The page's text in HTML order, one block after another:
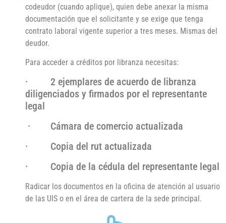
codeudor (cuando aplique), quien debe anexar la misma
documentación que el solicitante y se exige que tenga
contrato laboral vigente superior a tres meses. Mismas del
deudor.
Para acceder a créditos por libranza necesitas:
· 2 ejemplares de acuerdo de libranza
diligenciados y firmados por el representante
legal
· Cámara de comercio actualizada
· Copia del rut actualizada
· Copia de la cédula del representante legal
Radicar los documentos en la oficina de atención al usuario
de las UIS o en el área de cartera de la sede principal.